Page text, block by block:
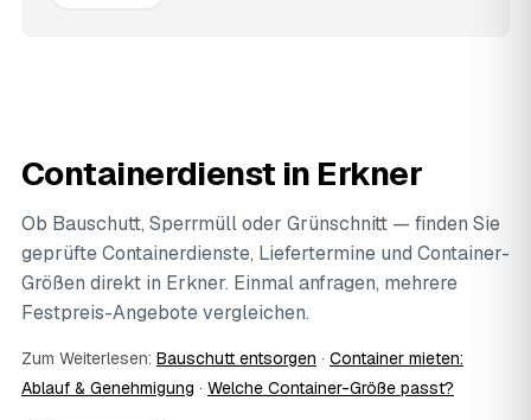
Containerdienst in Erkner
Ob Bauschutt, Sperrmüll oder Grünschnitt — finden Sie
geprüfte Containerdienste, Liefertermine und Container-
Größen direkt in Erkner. Einmal anfragen, mehrere
Festpreis-Angebote vergleichen.
Zum Weiterlesen: Bauschutt entsorgen · Container mieten:
Ablauf & Genehmigung · Welche Container-Größe passt?